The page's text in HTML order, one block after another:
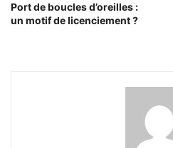
Port de boucles d’oreilles :
un motif de licenciement ?